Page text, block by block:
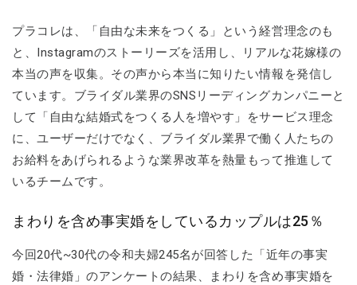
プラコレは、「自由な未来をつくる」という経営理念のも
と、Instagramのストーリーズを活用し、リアルな花嫁様の
本当の声を収集。その声から本当に知りたい情報を発信し
ています。ブライダル業界のSNSリーディングカンパニーと
して「自由な結婚式をつくる人を増やす」をサービス理念
に、ユーザーだけでなく、ブライダル業界で働く人たちの
お給料をあげられるような業界改革を熱量もって推進して
いるチームです。
まわりを含め事実婚をしているカップルは25％
今回20代~30代の令和夫婦245名が回答した「近年の事実
婚・法律婚」のアンケートの結果、まわりを含め事実婚を